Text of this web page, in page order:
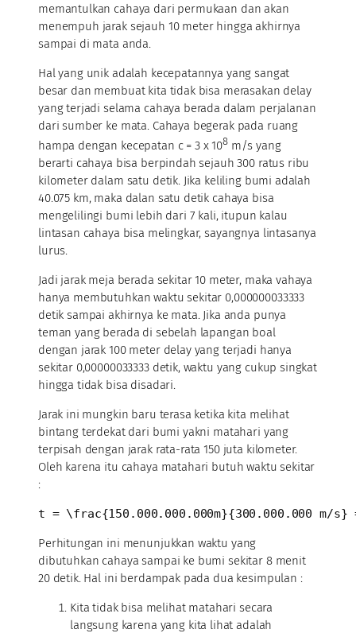
memantulkan cahaya dari permukaan dan akan
menempuh jarak sejauh 10 meter hingga akhirnya
sampai di mata anda.
Hal yang unik adalah kecepatannya yang sangat
besar dan membuat kita tidak bisa merasakan delay
yang terjadi selama cahaya berada dalam perjalanan
dari sumber ke mata. Cahaya begerak pada ruang
hampa dengan kecepatan c = 3 x 108m/s yang
berarti cahaya bisa berpindah sejauh 300 ratus ribu
kilometer dalam satu detik. Jika keliling bumi adalah
40.075 km, maka dalan satu detik cahaya bisa
mengelilingi bumi lebih dari 7 kali, itupun kalau
lintasan cahaya bisa melingkar, sayangnya lintasanya
lurus.
Jadi jarak meja berada sekitar 10 meter, maka vahaya
hanya membutuhkan waktu sekitar 0,000000033333
detik sampai akhirnya ke mata. Jika anda punya
teman yang berada di sebelah lapangan boal
dengan jarak 100 meter delay yang terjadi hanya
sekitar 0,00000033333 detik, waktu yang cukup singkat
hingga tidak bisa disadari.
Jarak ini mungkin baru terasa ketika kita melihat
bintang terdekat dari bumi yakni matahari yang
terpisah dengan jarak rata-rata 150 juta kilometer.
Oleh karena itu cahaya matahari butuh waktu sekitar
:
t = \frac{150.000.000.000m}{300.000.000 m/s}
Perhitungan ini menunjukkan waktu yang
dibutuhkan cahaya sampai ke bumi sekitar 8 menit
20 detik. Hal ini berdampak pada dua kesimpulan :
Kita tidak bisa melihat matahari secara
langsung karena yang kita lihat adalah